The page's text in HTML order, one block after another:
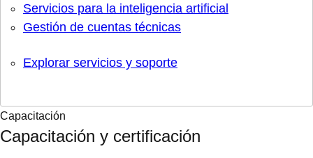
Servicios para la inteligencia artificial
Gestión de cuentas técnicas
Explorar servicios y soporte
Capacitación
Capacitación y certificación